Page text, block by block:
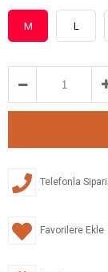
M L
Telefonla
Favorilere Ekle